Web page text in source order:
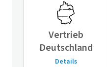
Vertrieb
Deutschland
Details